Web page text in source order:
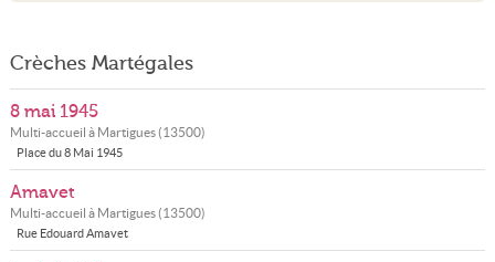
Crèches Martégales
8 mai 1945
Multi-accueil à Martigues(13500)
Place du 8 Mai 1945
Amavet
Multi-accueil à Martigues(13500)
Rue Edouard Amavet